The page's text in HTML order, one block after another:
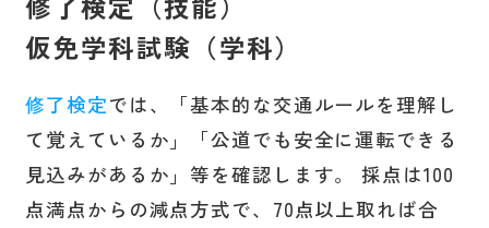
仮免学科試験（学科）
修了検定では、「基本的な交通ルールを理解し
て覚えているか」「公道でも安全に運転できる
見込みがあるか」等を確認します。 採点は100
点満点からの減点方式で、70点以上取れば合